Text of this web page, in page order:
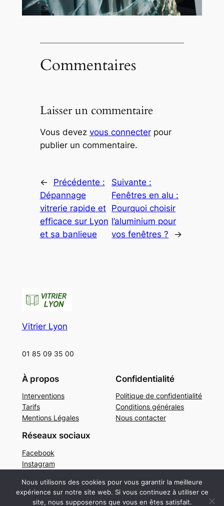
Commentaires
Laisser un commentaire
Vous devez vous connecterpour
publier un commentaire.
←
Précédente :
Dépannage
vitrerie rapide et
efficace sur Lyon
et sa banlieue
Suivante :
Fenêtres en alu :
Pourquoi choisir
l’aluminium pour
vos fenêtres ?
→
Vitrier Lyon
01 85 09 35 00
À propos
Interventions
Tarifs
Mentions Légales
Confidentialité
Politique de confidentialité
Conditions générales
Nous contacter
Réseaux sociaux
Facebook
Instagram
Copyright 2025 Vitrier Lyon – Tous droits réservés.
Nous utilisons des cookies pour vous garantir la meilleure
expérience sur notre site web. Si vous continuez à utiliser ce
site, nous supposerons que vous en êtes satisfait.